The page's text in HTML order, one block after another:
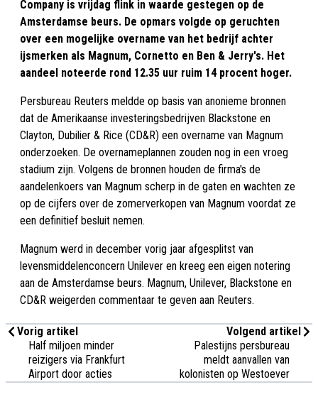
Company is vrijdag flink in waarde gestegen op de
Amsterdamse beurs. De opmars volgde op geruchten
over een mogelijke overname van het bedrijf achter
ijsmerken als Magnum, Cornetto en Ben & Jerry's. Het
aandeel noteerde rond 12.35 uur ruim 14 procent hoger.
Persbureau Reuters meldde op basis van anonieme bronnen
dat de Amerikaanse investeringsbedrijven Blackstone en
Clayton, Dubilier & Rice (CD&R) een overname van Magnum
onderzoeken. De overnameplannen zouden nog in een vroeg
stadium zijn. Volgens de bronnen houden de firma's de
aandelenkoers van Magnum scherp in de gaten en wachten ze
op de cijfers over de zomerverkopen van Magnum voordat ze
een definitief besluit nemen.
Magnum werd in december vorig jaar afgesplitst van
levensmiddelenconcern Unilever en kreeg een eigen notering
aan de Amsterdamse beurs. Magnum, Unilever, Blackstone en
CD&R weigerden commentaar te geven aan Reuters.
Vorig artikel
Half miljoen minder
reizigers via Frankfurt
Airport door acties
Volgend artikel
Palestijns persbureau
meldt aanvallen van
kolonisten op Westoever